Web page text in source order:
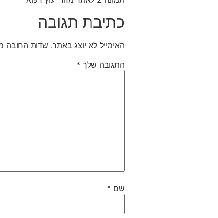
כתיבת תגובה
האימייל לא יוצג באתר. שדות החובה
התגובה שלך *
שם *